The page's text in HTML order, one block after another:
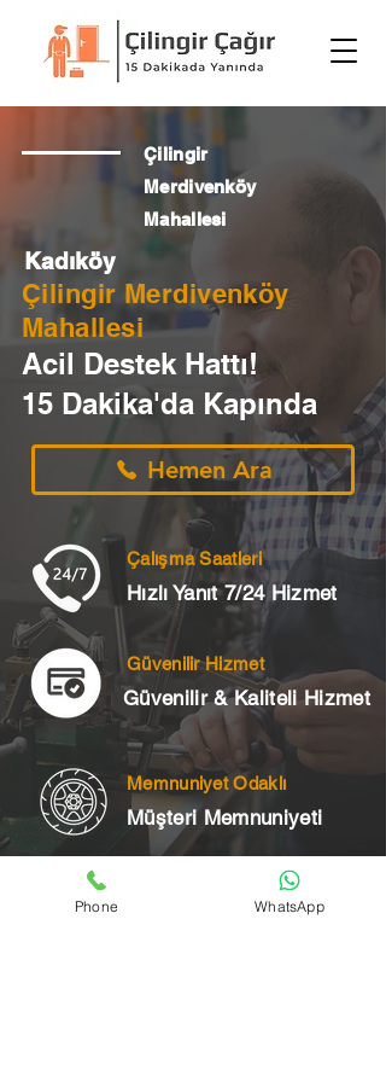
Çilingir
Merdivenköy
Mahallesi
Kadıköy
Çilingir Merdivenköy
Mahallesi
Acil Destek Hattı!
15 Dakika'da Kapında
Hemen Ara
Çalışma Saatleri
Hızlı Yanıt 7/24 Hizmet
Güvenilir Hizmet
Güvenilir & Kaliteli Hizmet
Memnuniyet Odaklı
Müşteri Memnuniyeti
Phone WhatsApp